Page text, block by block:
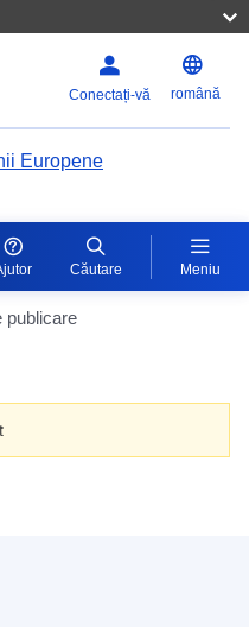
Conectați-vă română
Europene
Căutare Meniu
publicare
Europene